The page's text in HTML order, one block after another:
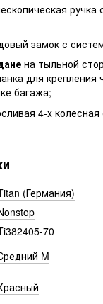
ручка
замок с
на тыльной
для крепления
багажа;
4-х
(Германия)
70
M